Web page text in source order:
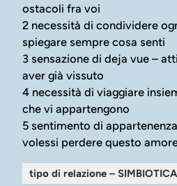
ostacoli fra voi
2 necessità di condividere
spiegare sempre cosa senti
3 sensazione di deja vue –
aver già vissuto
4 necessità di viaggiare
che vi appartengono
5 sentimento di
volessi perdere questo
tipo di relazione – SIMBIOTICA